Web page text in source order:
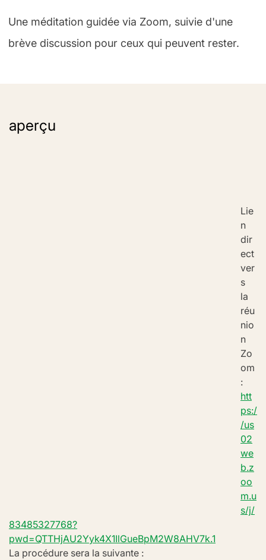
Une méditation guidée via Zoom, suivie d'une
brève discussion pour ceux qui peuvent rester.
aperçu
Lie
n
dir
ect
ver
s
la
réu
nio
n
Zo
om
:
htt
ps:/
/us
02
we
b.z
oo
m.u
s/j/
83485327768?
pwd=QTTHjAU2Yyk4X1IlGueBpM2W8AHV7k.1
La procédure sera la suivante :